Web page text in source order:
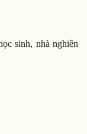
sinh, nhà nghiên